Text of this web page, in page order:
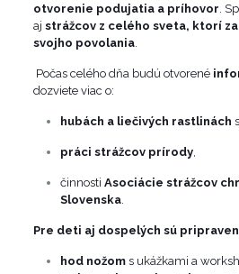
otvorenie podujatia a príhovor .
aj strážcov z celého sveta, ktorí
svojho povolania.
Počas celého dňa budú otvorené
dozviete viac o:
hubách a liečivých rastlinách
práci strážcov prírody,
činnosti Asociácie strážcov
Slovenska.
Pre deti aj dospelých sú
hod nožoms ukážkami a